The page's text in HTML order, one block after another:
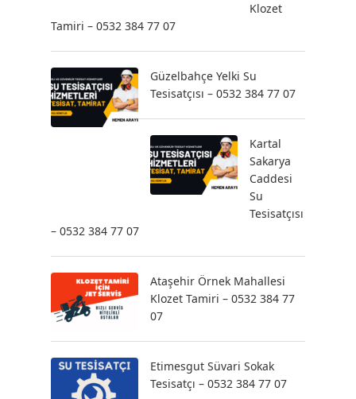
Klozet
Tamiri – 0532 384 77 07
Güzelbahçe Yelki Su
Tesisatçısı – 0532 384 77 07
Kartal
Sakarya
Caddesi
Su
Tesisatçısı
– 0532 384 77 07
Ataşehir Örnek Mahallesi
Klozet Tamiri – 0532 384 77
07
Etimesgut Süvari Sokak
Tesisatçı – 0532 384 77 07